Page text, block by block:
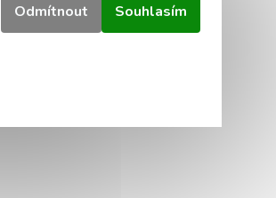
Odmítnout Souhlasím